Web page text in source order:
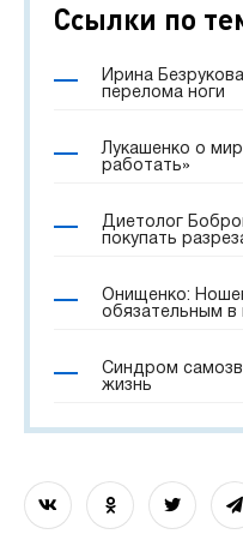
Ссылки по
Ирина
перелома ноги
Лукашенко о
работать»
Диетолог
покупать
Онищенко:
обязательным
Синдром
жизнь